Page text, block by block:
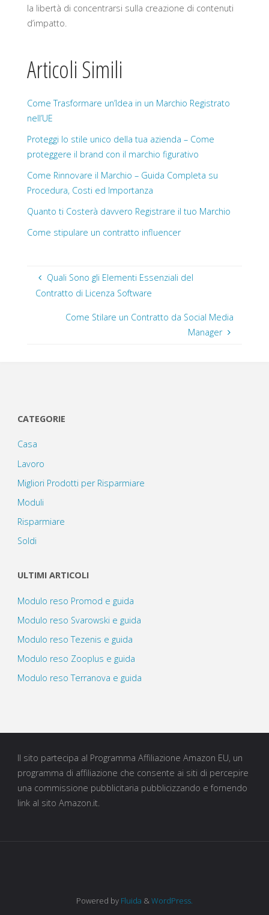
la libertà di concentrarsi sulla creazione di contenuti
d’impatto.
Articoli Simili
Come Trasformare un’Idea in un Marchio Registrato
nell’UE
Proteggi lo stile unico della tua azienda – Come
proteggere il brand con il marchio figurativo
Come Rinnovare il Marchio – Guida Completa su
Procedura, Costi ed Importanza
Quanto ti Costerà davvero Registrare il tuo Marchio
Come stipulare un contratto influencer
Quali Sono gli Elementi Essenziali del
Contratto di Licenza Software
Come Stilare un Contratto da Social Media
Manager
CATEGORIE
Casa
Lavoro
Migliori Prodotti per Risparmiare
Moduli
Risparmiare
Soldi
ULTIMI ARTICOLI
Modulo reso Promod e guida
Modulo reso Svarowski e guida
Modulo reso Tezenis e guida
Modulo reso Zooplus e guida
Modulo reso Terranova e guida
Il sito partecipa al Programma Affiliazione Amazon EU, un
programma di affiliazione che consente ai siti di percepire
una commissione pubblicitaria pubblicizzando e fornendo
link al sito Amazon.it.
Powered by Fluida &WordPress.